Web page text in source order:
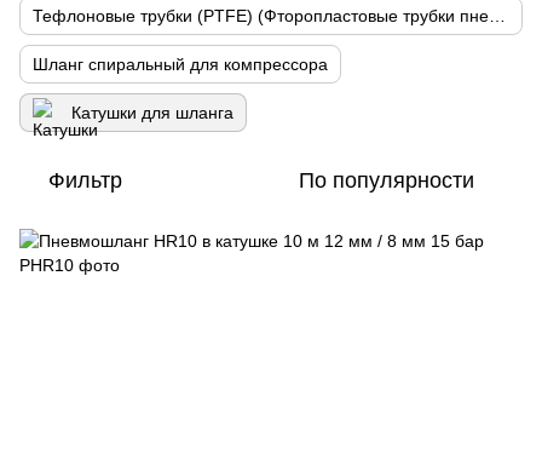
Шланг спиральный для компрессора
Катушки для шланга
Фильтр По популярности